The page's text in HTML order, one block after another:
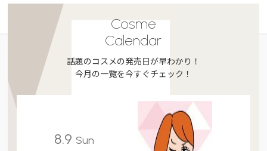
Cosme
Calendar
話題のコスメの発売日が早わかり！
今月の一覧を今すぐチェック！
8.9 Sun